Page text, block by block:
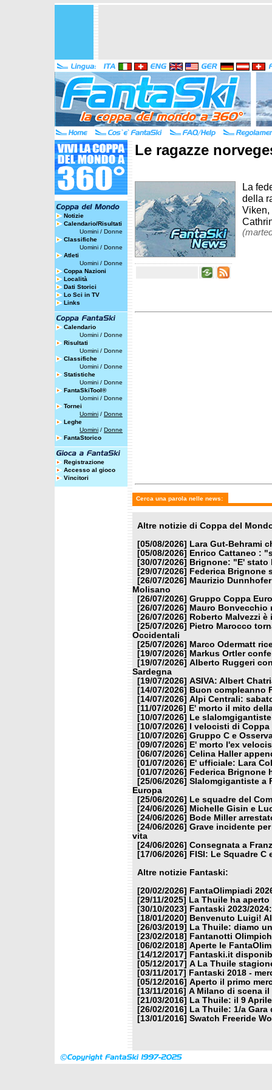
Notizie
Calendario/Risultati
Uomini / Donne
Classifiche
Uomini / Donne
Atleti
Uomini / Donne
Coppa Nazioni
Località
Dati Storici
Lo Sci in TV
Links
Calendario
Uomini / Donne
Risultati
Uomini / Donne
Classifiche
Uomini / Donne
Statistiche
Uomini / Donne
FantaSkiTool®
Uomini / Donne
Tornei
Uomini / Donne
Leghe
Uomini / Donne
FantaStorico
Registrazione
Accesso al gioco
Vincitori
Le ragazze
La
della
Viken,
Cerca una parola nelle news:
Altre notizie di Coppa del
[05/08/2026]
Lara Gut-Behrami
[05/08/2026]
Enrico Cattaneo :
[30/07/2026]
Brignone: "E'
[29/07/2026]
Federica Brignone
[26/07/2026] Maurizio
Molisano
[26/07/2026] Gruppo Coppa
[26/07/2026] Mauro Bonvecchio
[26/07/2026]
Roberto Malvezzi
[25/07/2026]
Pietro Marocco
Occidentali
[25/07/2026] Marco Odermatt
[19/07/2026] Markus Ortler
[19/07/2026] Alberto Ruggeri
Sardegna
[19/07/2026] ASIVA: Albert
[14/07/2026]
Buon compleanno
[14/07/2026] Alpi Centrali:
[11/07/2026]
E' morto il mito
[10/07/2026]
Le
[10/07/2026]
I velocisti di
[10/07/2026] Gruppo C e
[09/07/2026]
E' morto l'ex
[06/07/2026] Celina Haller
[01/07/2026]
E' ufficiale: Lara
[01/07/2026]
Federica Brignone
[25/06/2026] Slalomgigantiste a
Europa
[25/06/2026]
Le squadre del
[24/06/2026] Michelle Gisin e
[24/06/2026]
Bode Miller
[24/06/2026] Grave incidente
vita
[24/06/2026] Consegnata a
[17/06/2026]
FISI: Le Squadre C
Altre notizie Fantaski:
[20/02/2026]
FantaOlimpiadi
[29/11/2025]
La Thuile ha
[30/10/2023]
Fantaski 2023/
[18/01/2020]
Benvenuto Luigi!
[26/03/2019]
La Thuile: diamo
[23/02/2018]
Fantanotti
[06/02/2018] Aperte le
[14/12/2017]
Fantaski.it
[05/12/2017] A La Thuile
[03/11/2017]
Fantaski 2018 -
[05/12/2016] Aperto il primo
[13/11/2016] A Milano di scena
[21/03/2016]
La Thuile: il 9
[26/02/2016]
La Thuile: 1/a
[13/01/2016] Swatch Freeride